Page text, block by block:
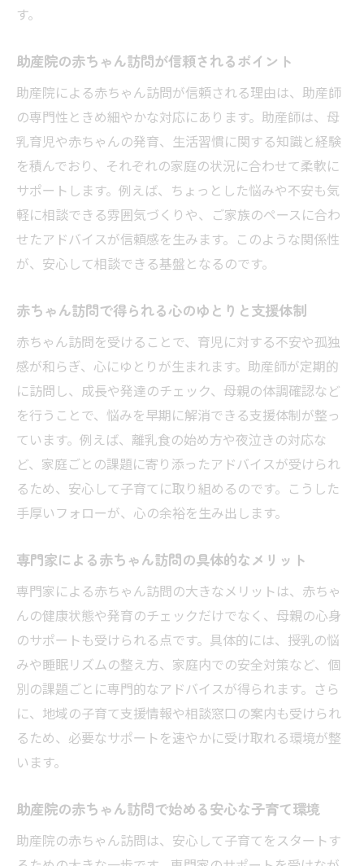
玄関先の赤ちゃん訪問で生活環境の不安を
軽減
玄関先訪問が助産院の信頼感につながるポ
イント
助産院赤ちゃん訪問の柔軟な対応で安心感
アップ
新生児訪問で気になる部屋の準備ポイント
助産院の新生児訪問で部屋をどう準備す
る？
い点
新生児訪問で最低限整えたい部屋のポイン
ト
助産院の赤ちゃん訪問で気楽に迎えるコツ
助産院の訪問で生活空間を気にしすぎない
工夫
助産院の赤ちゃん訪問が育児サポートに最
適な理由
訪問で得られる助産院ならではの専門的ア
ドバイス
助産院赤ちゃん訪問が子育て孤立を防ぐ仕
組み
赤ちゃん訪問で地域の支援情報も受け取れ
る利点
助産院による赤ちゃん訪問で育児が前向き
に変わる
す。
助産院の赤ちゃん訪問が信頼されるポイント
助産院による赤ちゃん訪問が信頼される理由は、助産師
の専門性ときめ細やかな対応にあります。助産師は、母
乳育児や赤ちゃんの発育、生活習慣に関する知識と経験
を積んでおり、それぞれの家庭の状況に合わせて柔軟に
サポートします。例えば、ちょっとした悩みや不安も気
軽に相談できる雰囲気づくりや、ご家族のペースに合わ
せたアドバイスが信頼感を生みます。このような関係性
が、安心して相談できる基盤となるのです。
赤ちゃん訪問で得られる心のゆとりと支援体制
赤ちゃん訪問を受けることで、育児に対する不安や孤独
感が和らぎ、心にゆとりが生まれます。助産師が定期的
に訪問し、成長や発達のチェック、母親の体調確認など
を行うことで、悩みを早期に解消できる支援体制が整っ
ています。例えば、離乳食の始め方や夜泣きの対応な
ど、家庭ごとの課題に寄り添ったアドバイスが受けられ
るため、安心して子育てに取り組めるのです。こうした
手厚いフォローが、心の余裕を生み出します。
専門家による赤ちゃん訪問の具体的なメリット
専門家による赤ちゃん訪問の大きなメリットは、赤ちゃ
んの健康状態や発育のチェックだけでなく、母親の心身
のサポートも受けられる点です。具体的には、授乳の悩
みや睡眠リズムの整え方、家庭内での安全対策など、個
別の課題ごとに専門的なアドバイスが得られます。さら
に、地域の子育て支援情報や相談窓口の案内も受けられ
るため、必要なサポートを速やかに受け取れる環境が整
います。
助産院の赤ちゃん訪問で始める安心な子育て環境
助産院の赤ちゃん訪問は、安心して子育てをスタートす